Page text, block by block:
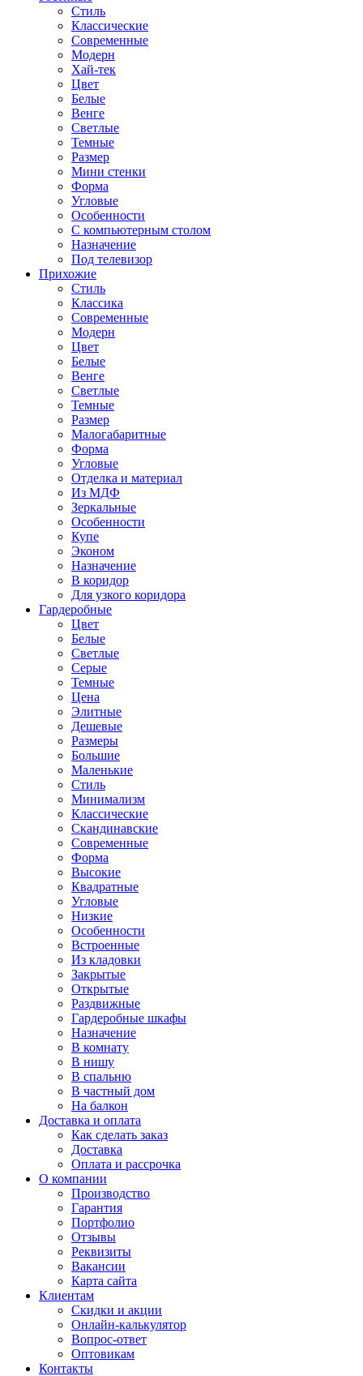
Стиль
Классические
Современные
Модерн
Хай-тек
Цвет
Белые
Венге
Светлые
Темные
Размер
Мини стенки
Форма
Угловые
Особенности
С компьютерным столом
Назначение
Под телевизор
Прихожие
Стиль
Классика
Современные
Модерн
Цвет
Белые
Венге
Светлые
Темные
Размер
Малогабаритные
Форма
Угловые
Отделка и материал
Из МДФ
Зеркальные
Особенности
Купе
Эконом
Назначение
В коридор
Для узкого коридора
Гардеробные
Цвет
Белые
Светлые
Серые
Темные
Цена
Элитные
Дешевые
Размеры
Большие
Маленькие
Стиль
Минимализм
Классические
Скандинавские
Современные
Форма
Высокие
Квадратные
Угловые
Низкие
Особенности
Встроенные
Из кладовки
Закрытые
Открытые
Раздвижные
Гардеробные шкафы
Назначение
В комнату
В нишу
В спальню
В частный дом
На балкон
Доставка и оплата
Как сделать заказ
Доставка
Оплата и рассрочка
О компании
Производство
Гарантия
Портфолио
Отзывы
Реквизиты
Вакансии
Карта сайта
Клиентам
Скидки и акции
Онлайн-калькулятор
Вопрос-ответ
Оптовикам
Контакты